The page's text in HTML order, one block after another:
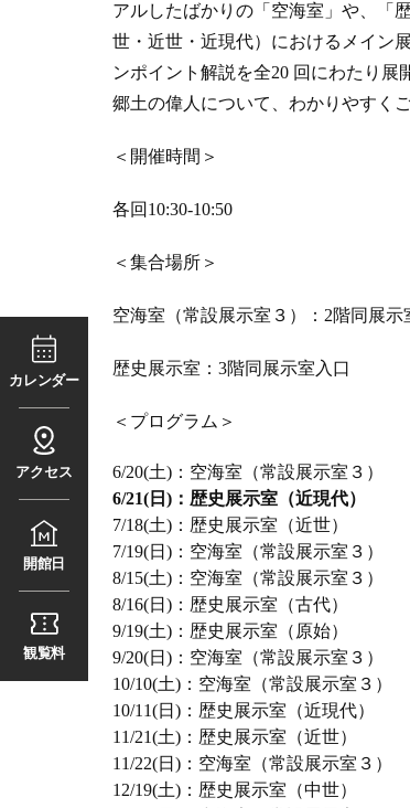
カレンダー
アクセス
開館日
観覧料
アルしたばかりの「空海室」や、「
世・近世・近現代）におけるメイン
ンポイント解説を全20 回にわたり展
郷土の偉人について、わかりやすく
＜開催時間＞
各回10:30-10:50
＜集合場所＞
空海室（常設展示室３）：2階同展示
歴史展示室：3階同展示室入口
＜プログラム＞
6/20(土)：空海室（常設展示室３）
6/21(日)：歴史展示室（近現代）
7/18(土)：歴史展示室（近世）
7/19(日)：空海室（常設展示室３）
8/15(土)：空海室（常設展示室３）
8/16(日)：歴史展示室（古代）
9/19(土)：歴史展示室（原始）
9/20(日)：空海室（常設展示室３）
10/10(土)：空海室（常設展示室３）
10/11(日)：歴史展示室（近現代）
11/21(土)：歴史展示室（近世）
11/22(日)：空海室（常設展示室３）
12/19(土)：歴史展示室（中世）